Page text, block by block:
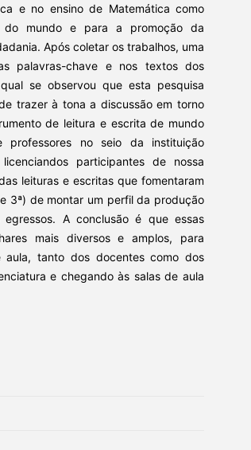
e no ensino de Matemática como
do mundo e para a promoção da
Após coletar os trabalhos, uma
palavras-chave e nos textos dos
se observou que esta pesquisa
trazer à tona a discussão em torno
de leitura e escrita de mundo
no seio da instituição
participantes de nossa
leituras e escritas que fomentaram
3ª) de montar um perfil da produção
A conclusão é que essas
mais diversos e amplos, para
tanto dos docentes como dos
e chegando às salas de aula